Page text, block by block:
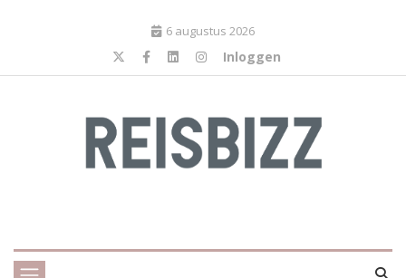
6 augustus 2026
Inloggen